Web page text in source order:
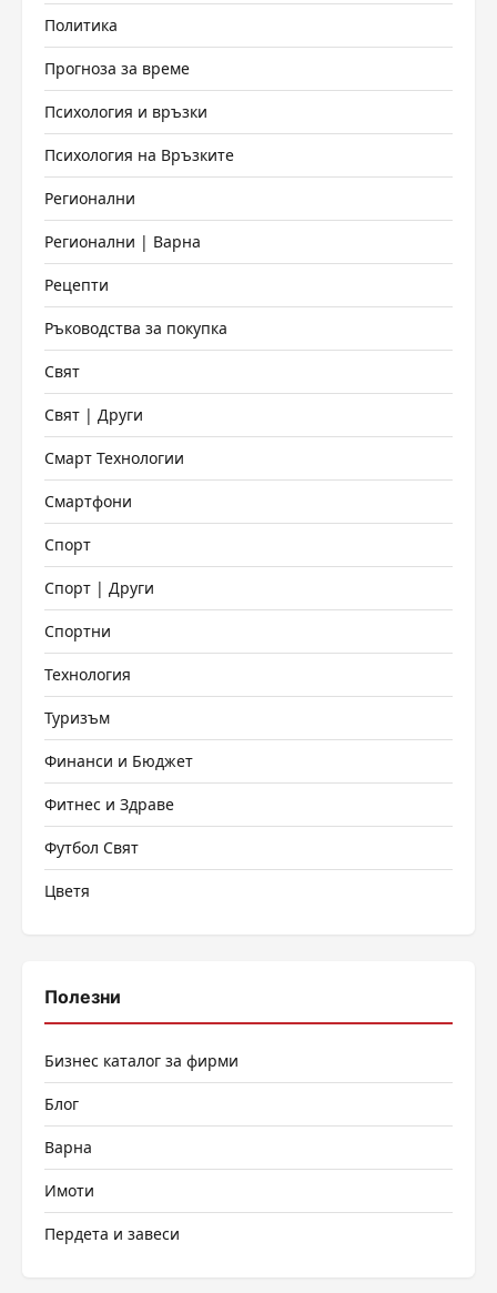
Политика
Прогноза за време
Психология и връзки
Психология на Връзките
Регионални
Регионални | Варна
Рецепти
Ръководства за покупка
Свят
Свят | Други
Смарт Технологии
Смартфони
Спорт
Спорт | Други
Спортни
Технология
Туризъм
Финанси и Бюджет
Фитнес и Здраве
Футбол Свят
Цветя
Полезни
Бизнес каталог за фирми
Блог
Варна
Имоти
Пердета и завеси